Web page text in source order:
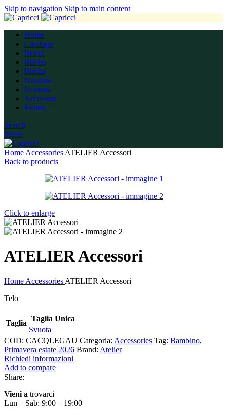
Skip to navigation Skip to main content
Home
Catalogo
Brand
Bimbo
Bimba
Neonato
Neonata
Accessori
Promo
Search
Menu
Home Accessories ATELIER Accessori
Back to products
Click to enlarge
ATELIER Accessori
Home Accessories ATELIER Accessori
Telo
Taglia Taglia Unica
Svuota
COD: CACQLEGAU Categoria: Accessories Tag: Bambino,
Primavera estate 2026 Brand: Atelier
Richiedi informazioni
Add to compare
Share:
Vieni a trovarci
Lun – Sab: 9:00 – 19:00